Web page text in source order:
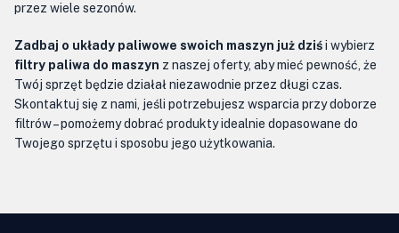
przez wiele sezonów.
Zadbaj o układy paliwowe swoich maszyn już dziśi wybierz
filtry paliwa do maszyn z naszej oferty, aby mieć pewność, że
Twój sprzęt będzie działał niezawodnie przez długi czas.
Skontaktuj się z nami, jeśli potrzebujesz wsparcia przy doborze
filtrów – pomożemy dobrać produkty idealnie dopasowane do
Twojego sprzętu i sposobu jego użytkowania.